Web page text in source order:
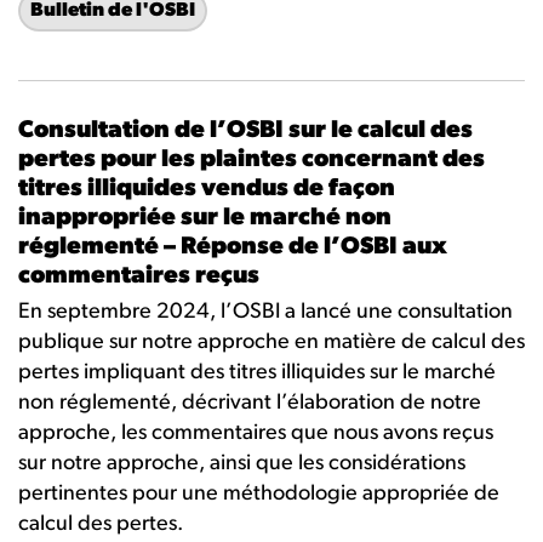
Bulletin de l'OSBI
Consultation de l’OSBI sur le calcul des
pertes pour les plaintes concernant des
titres illiquides vendus de façon
inappropriée sur le marché non
réglementé – Réponse de l’OSBI aux
commentaires reçus
En septembre 2024, l’OSBI a lancé une consultation
publique sur notre approche en matière de calcul des
pertes impliquant des titres illiquides sur le marché
non réglementé, décrivant l’élaboration de notre
approche, les commentaires que nous avons reçus
sur notre approche, ainsi que les considérations
pertinentes pour une méthodologie appropriée de
calcul des pertes.